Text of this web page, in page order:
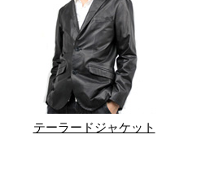
テーラードジャケット